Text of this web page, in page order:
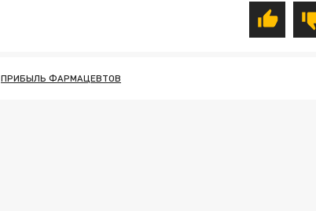
ПРИБЫЛЬ ФАРМАЦЕВТОВ